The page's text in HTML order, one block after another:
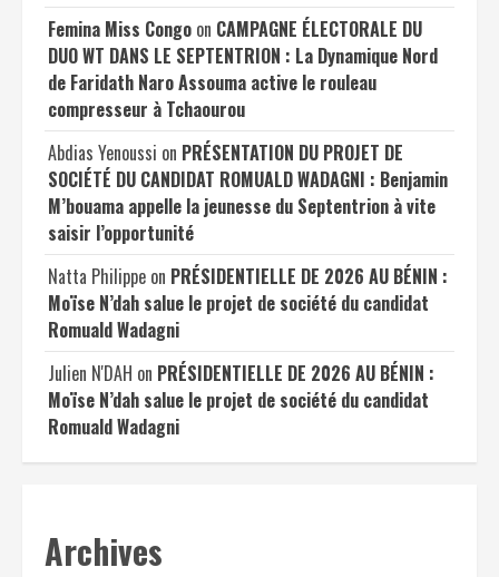
Femina Miss Congo on CAMPAGNE ÉLECTORALE DU
DUO WT DANS LE SEPTENTRION : La Dynamique Nord
de Faridath Naro Assouma active le rouleau
compresseur à Tchaourou
Abdias Yenoussi on PRÉSENTATION DU PROJET DE
SOCIÉTÉ DU CANDIDAT ROMUALD WADAGNI : Benjamin
M’bouama appelle la jeunesse du Septentrion à vite
saisir l’opportunité
Natta Philippe on PRÉSIDENTIELLE DE 2026 AU BÉNIN :
Moïse N’dah salue le projet de société du candidat
Romuald Wadagni
Julien N'DAH on PRÉSIDENTIELLE DE 2026 AU BÉNIN :
Moïse N’dah salue le projet de société du candidat
Romuald Wadagni
Archives